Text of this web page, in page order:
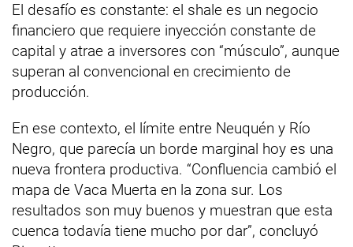
El desafío es constante: el shale es un negocio
financiero que requiere inyección constante de
capital y atrae a inversores con “músculo”, aunque
superan al convencional en crecimiento de
producción.
En ese contexto, el límite entre Neuquén y Río
Negro, que parecía un borde marginal hoy es una
nueva frontera productiva. “Confluencia cambió el
mapa de Vaca Muerta en la zona sur. Los
resultados son muy buenos y muestran que esta
cuenca todavía tiene mucho por dar”, concluyó